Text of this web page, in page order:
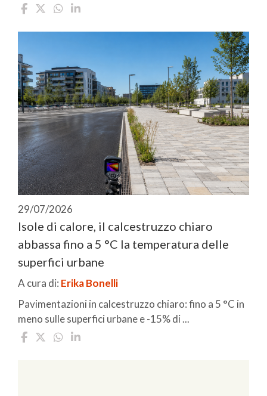
29/07/2026
Isole di calore, il calcestruzzo chiaro
abbassa fino a 5 °C la temperatura delle
superfici urbane
A cura di: Erika Bonelli
Pavimentazioni in calcestruzzo chiaro: fino a 5 °C in
meno sulle superfici urbane e -15% di ...